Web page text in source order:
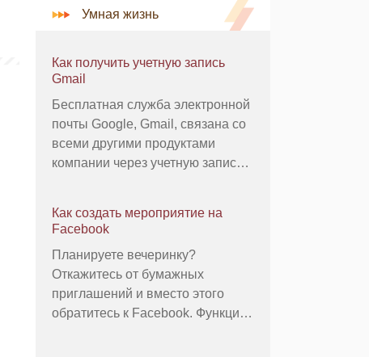
Умная жизнь
Как получить учетную запись
Gmail
Бесплатная служба электронной
почты Google, Gmail, связана со
всеми другими продуктами
компании через учетную запись
сайте, включая YouTube, вы
учетную запись, чтобы открыть
новый адрес Gmail. Если у вас
вообще нет у
Как создать мероприятие на
Facebook
Планируете вечеринку?
Откажитесь от бумажных
приглашений и вместо этого
обратитесь к Facebook. Функция